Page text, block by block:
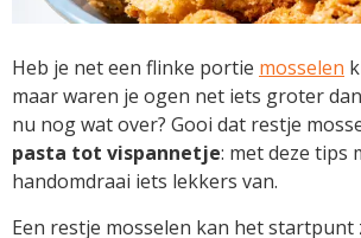
Heb je net een flinke portie mosselen
maar waren je ogen net iets groter
nu nog wat over? Gooi dat restje
pasta tot vispannetje: met deze tips
handomdraai iets lekkers van.
Een restje mosselen kan het startpunt